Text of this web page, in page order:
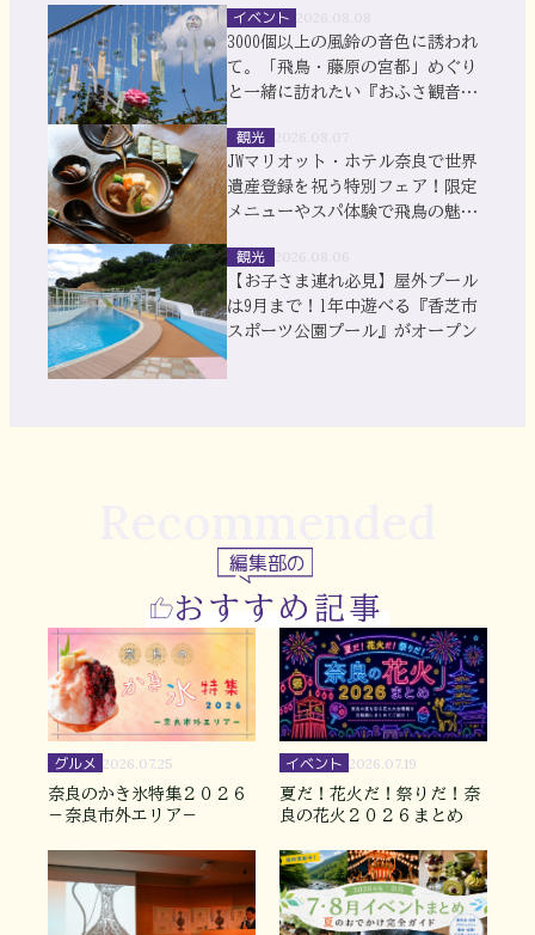
イベント
3000個以上の風鈴の音色に誘われ
て。「飛鳥・藤原の宮都」めぐり
と一緒に訪れたい『おふさ観音』
観光
JWマリオット・ホテル奈良で世界
遺産登録を祝う特別フェア！限定
メニューやスパ体験で飛鳥の魅力
観光
【お子さま連れ必見】屋外プール
は9月まで！1年中遊べる『香芝市
スポーツ公園プール』がオープン
編集部の
おすすめ記事
グルメ 2026.07.25
奈良のかき氷特集２０２６
－奈良市外エリア－
イベント 2026.07.19
夏だ！花火だ！祭りだ！奈
良の花火２０２６まとめ